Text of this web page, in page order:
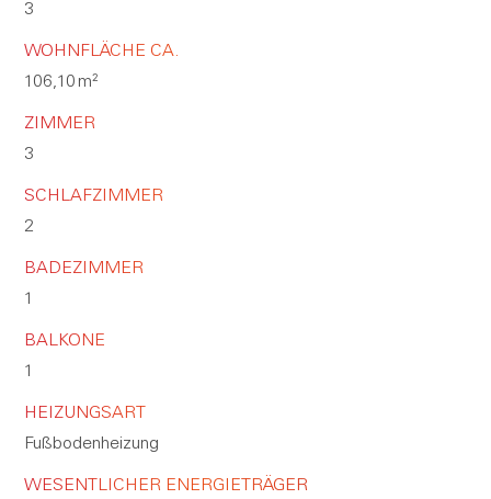
3
WOHNFLÄCHE CA.
106,10 m²
ZIMMER
3
SCHLAFZIMMER
2
BADEZIMMER
1
BALKONE
1
HEIZUNGSART
Fußbodenheizung
WESENTLICHER ENERGIETRÄGER